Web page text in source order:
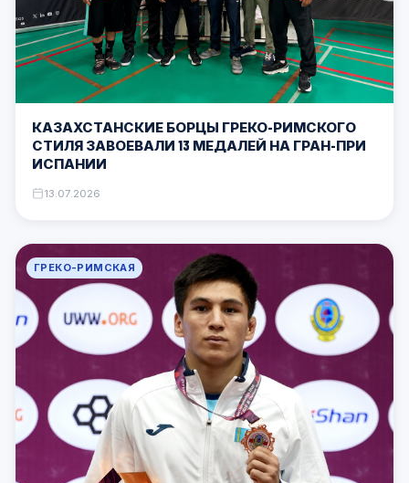
КАЗАХСТАНСКИЕ БОРЦЫ ГРЕКО-РИМСКОГО
СТИЛЯ ЗАВОЕВАЛИ 13 МЕДАЛЕЙ НА ГРАН-ПРИ
ИСПАНИИ
13.07.2026
ГРЕКО-РИМСКАЯ